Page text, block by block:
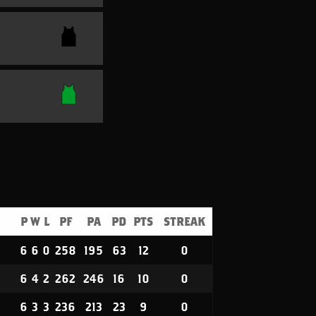
P W L PF PA PD PTS STREAK
6 6 0 258 195 63 12 0
6 4 2 262 246 16 10 0
6 3 3 236 213 23 9 0